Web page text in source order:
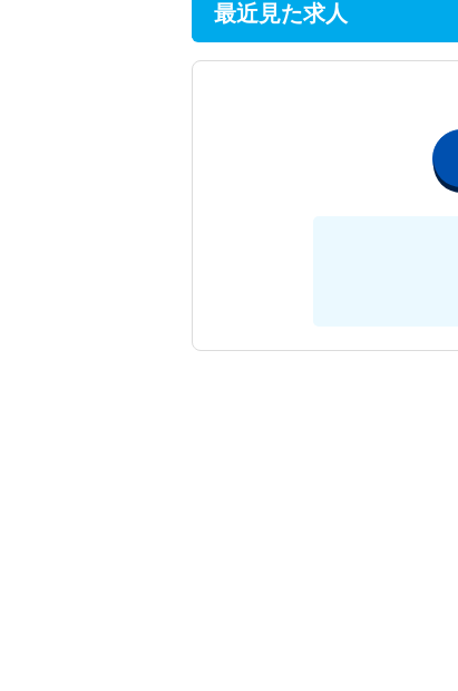
最近見た求人